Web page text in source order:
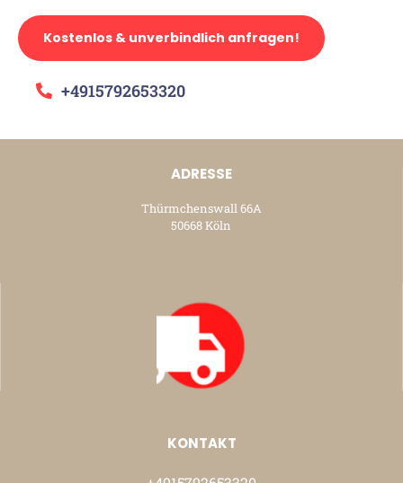
Kostenlos & unverbindlich anfragen!
+4915792653320
ADRESSE
Thürmchenswall 66A
50668 Köln
KONTAKT